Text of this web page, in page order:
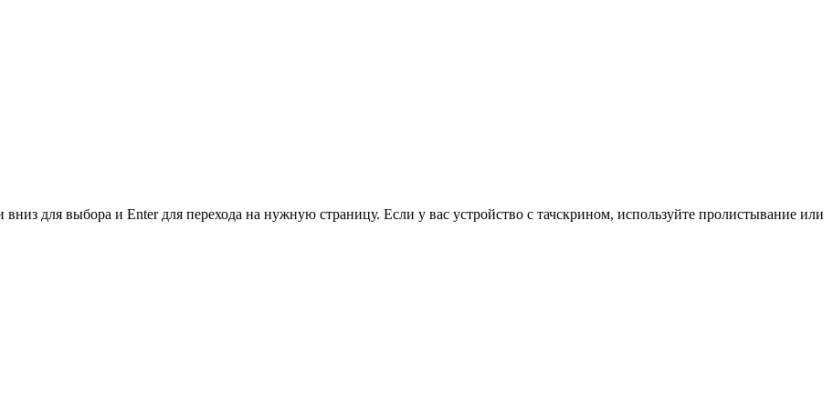
вниз для выбора и Enter для перехода на нужную страницу. Если у вас устройство с тачскрином, используйте пролистывание или